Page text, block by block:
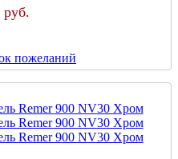
руб.
пожеланий